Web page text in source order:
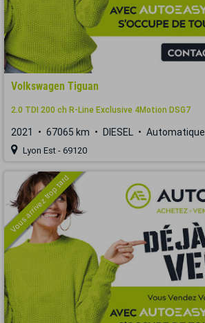
Volkswagen Tiguan
2.0 TDI 200 ch R-Line Exclusive 4Motion DSG7
2021 67065 km DIESEL Automatique
Lyon Est - 69120
Vous arrivez trop tard